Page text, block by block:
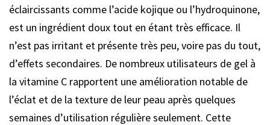
éclaircissants comme l’acide kojique ou l’hydroquinone,
est un ingrédient doux tout en étant très efficace. Il
n’est pas irritant et présente très peu, voire pas du tout,
d’effets secondaires. De nombreux utilisateurs de gel à
la vitamine C rapportent une amélioration notable de
l’éclat et de la texture de leur peau après quelques
semaines d’utilisation régulière seulement. Cette